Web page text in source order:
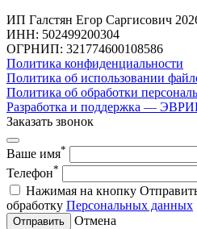
ИП Галстян Егор Саргисович
ИНН: 502499200304
ОГРНИП: 321774600108586
Политика конфиденциальности
Политика об использовании
Политика об обработки
Разработка и поддержка —
Заказать звонок
Ваше имя*
Телефон*
Нажимая на кнопку
обработку Персональных данных
Отправить
Отмена